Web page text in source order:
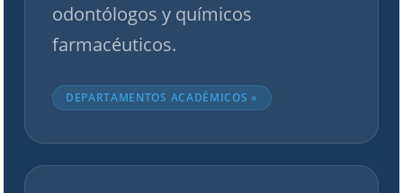
odontólogos y químicos
farmacéuticos.
DEPARTAMENTOS ACADÉMICOS »